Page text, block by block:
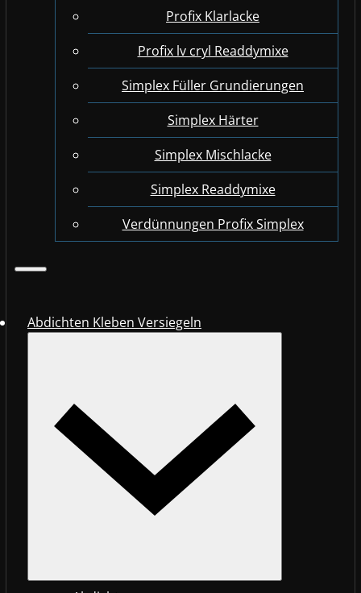
Profix Klarlacke
Profix lv cryl Readdymixe
Simplex Füller Grundierungen
Simplex Härter
Simplex Mischlacke
Simplex Readdymixe
Verdünnungen Profix Simplex
Abdichten Kleben Versiegeln